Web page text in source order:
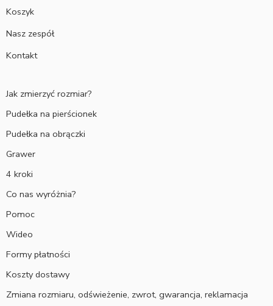
Koszyk
Nasz zespół
Kontakt
Jak zmierzyć rozmiar?
Pudełka na pierścionek
Pudełka na obrączki
Grawer
4 kroki
Co nas wyróżnia?
Pomoc
Wideo
Formy płatności
Koszty dostawy
Zmiana rozmiaru, odświeżenie, zwrot, gwarancja, reklamacja